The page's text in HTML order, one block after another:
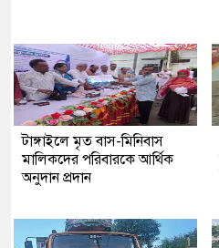
টাঙ্গাইলে মৃত বাস-মিনিবাস
মালিকদের পরিবারকে আর্থিক
অনুদান প্রদান